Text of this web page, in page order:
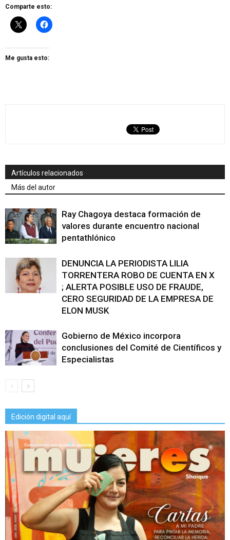
Comparte esto:
Me gusta esto:
Artículos relacionados
Más del autor
Ray Chagoya destaca formación de
valores durante encuentro nacional
pentathlónico
DENUNCIA LA PERIODISTA LILIA
TORRENTERA ROBO DE CUENTA EN X
; ALERTA POSIBLE USO DE FRAUDE,
CERO SEGURIDAD DE LA EMPRESA DE
ELON MUSK
Gobierno de México incorpora
conclusiones del Comité de Científicos y
Especialistas
Edición digital aquí